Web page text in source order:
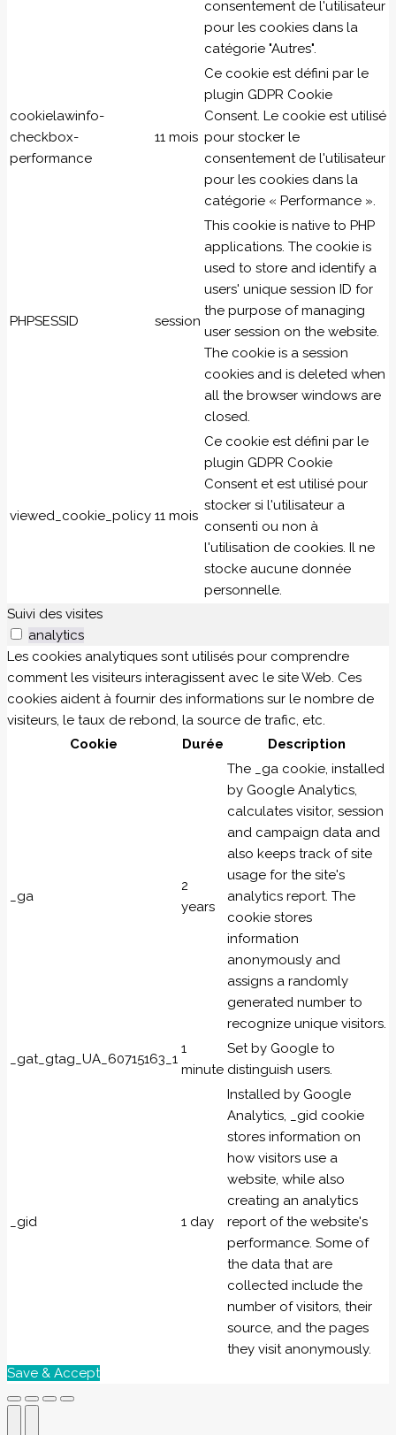
consentement de l'utilisateur
pour les cookies dans la
catégorie "Autres".
cookielawinfo-
checkbox-
performance
11 mois
Ce cookie est défini par le
plugin GDPR Cookie
Consent. Le cookie est utilisé
pour stocker le
consentement de l'utilisateur
pour les cookies dans la
catégorie « Performance ».
PHPSESSID session
This cookie is native to PHP
applications. The cookie is
used to store and identify a
users' unique session ID for
the purpose of managing
user session on the website.
The cookie is a session
cookies and is deleted when
all the browser windows are
closed.
viewed_cookie_policy 11 mois
Ce cookie est défini par le
plugin GDPR Cookie
Consent et est utilisé pour
stocker si l'utilisateur a
consenti ou non à
l'utilisation de cookies. Il ne
stocke aucune donnée
personnelle.
Suivi des visites
analytics
Les cookies analytiques sont utilisés pour comprendre
comment les visiteurs interagissent avec le site Web. Ces
cookies aident à fournir des informations sur le nombre de
visiteurs, le taux de rebond, la source de trafic, etc.
Cookie
Durée Description
_ga
2
years
The _ga cookie, installed
by Google Analytics,
calculates visitor, session
and campaign data and
also keeps track of site
usage for the site's
analytics report. The
cookie stores
information
anonymously and
assigns a randomly
generated number to
recognize unique visitors.
_gat_gtag_UA_60715163_1
1
minute
Set by Google to
distinguish users.
_gid 1 day
Installed by Google
Analytics, _gid cookie
stores information on
how visitors use a
website, while also
creating an analytics
report of the website's
performance. Some of
the data that are
collected include the
number of visitors, their
source, and the pages
they visit anonymously.
Save & Accept